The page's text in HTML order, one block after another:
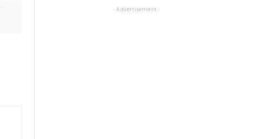
- Advertisement -